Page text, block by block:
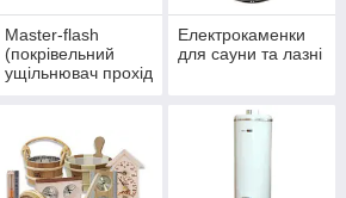
Master-flash
(покрівельний
ущільнювач прохід
Електрокаменки
для сауни та лазні